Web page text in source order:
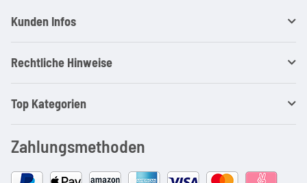
Kunden Infos
Rechtliche Hinweise
Top Kategorien
Zahlungsmethoden